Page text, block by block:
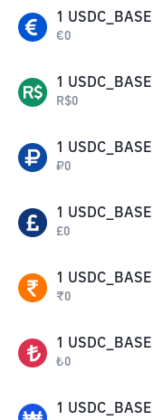
1 USDC_BASE
€0
1 USDC_BASE
R$0
1 USDC_BASE
₽0
1 USDC_BASE
£0
1 USDC_BASE
₹0
1 USDC_BASE
₺0
1 USDC_BASE